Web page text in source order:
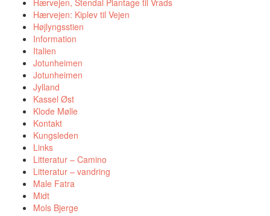
Hærvejen, Stendal Plantage til Vrads
Hærvejen: Kiplev til Vejen
Højlyngsstien
Information
Italien
Jotunheimen
Jotunheimen
Jylland
Kassel Øst
Klode Mølle
Kontakt
Kungsleden
Links
Litteratur – Camino
Litteratur – vandring
Male Fatra
Midt
Mols Bjerge